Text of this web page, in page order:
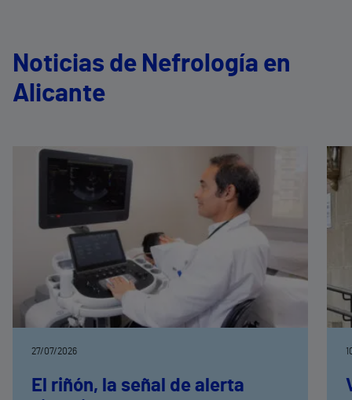
Noticias de Nefrología en
Alicante
27/07/2026
El riñón, la señal de alerta